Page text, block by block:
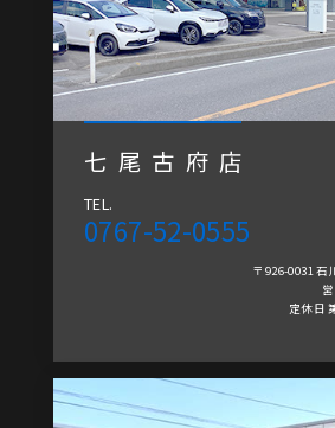
七尾古府店
TEL.
0767-52-0555
〒926-0031
定休日